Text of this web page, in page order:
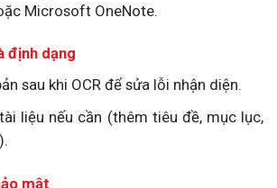
Microsoft OneNote.
định dạng
sau khi OCR để sửa lỗi nhận diện.
liệu nếu cần (thêm tiêu đề, mục lục,
mật